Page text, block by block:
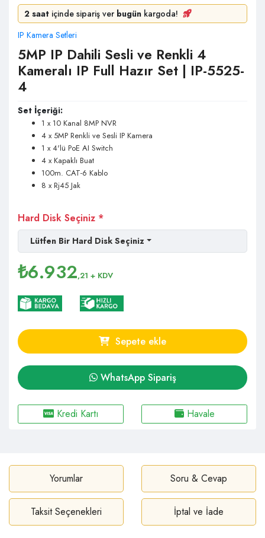
2 saat içinde sipariş ver bugün kargoda!
IP Kamera Setleri
5MP IP Dahili Sesli ve Renkli 4
Kameralı IP Full Hazır Set | IP-5525-
4
Set İçeriği:
1 x 10 Kanal 8MP NVR
4 x 5MP Renkli ve Sesli IP Kamera
1 x 4'lü PoE AI Switch
4 x Kapaklı Buat
100m. CAT-6 Kablo
8 x Rj45 Jak
Hard Disk Seçiniz *
Lütfen Bir Hard Disk Seçiniz
₺6.932,21 + KDV
Sepete ekle
WhatsApp Sipariş
Kredi Kartı Havale
Yorumlar Soru & Cevap
Taksit Seçenekleri İptal ve İade